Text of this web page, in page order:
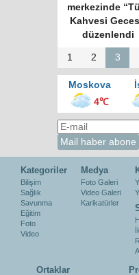
merkezinde
Kahvesi
düzenlendi
1 2 3
Moskova
4℃
Kategoriler
Bilişim
Sağlık
Savunma
Eğitim
Foto
Video
Medya
Foto Galeri
Video Galeri
Karikatürler
Ortaklar